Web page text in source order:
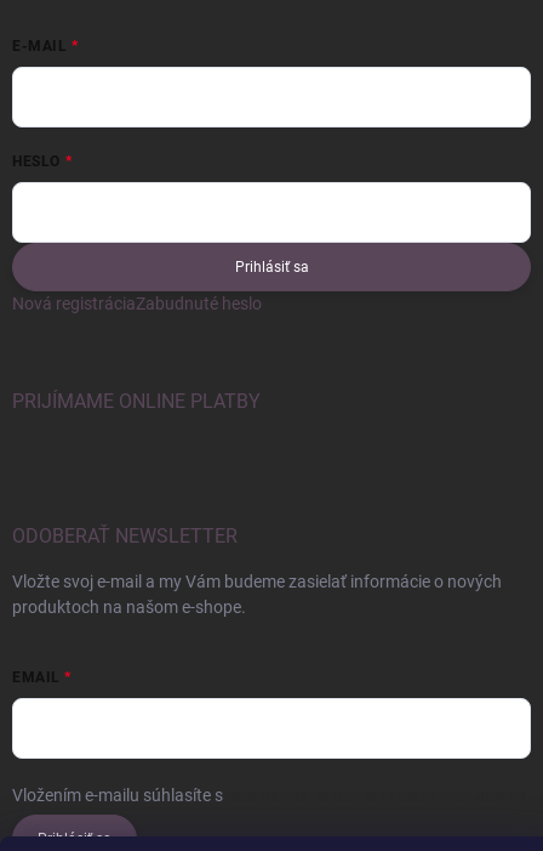
E-MAIL
HESLO
Prihlásiť sa
Nová registráciaZabudnuté heslo
PRIJÍMAME ONLINE PLATBY
ODOBERAŤ NEWSLETTER
Vložte svoj e-mail a my Vám budeme zasielať informácie o nových
produktoch na našom e-shope.
EMAIL
Vložením e-mailu súhlasíte s
Prihlásiť sa